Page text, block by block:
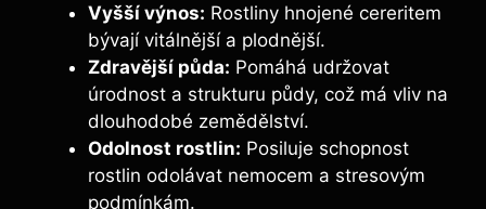
Vyšší​ výnos: Rostliny hnojené cereritem
bývají vitálnější a plodnější.
Zdravější⁢ půda: Pomáhá​ udržovat
úrodnost a strukturu půdy,‌ což má vliv na
dlouhodobé zemědělství.
Odolnost rostlin: Posiluje schopnost
rostlin odolávat nemocem a stresovým
podmínkám.